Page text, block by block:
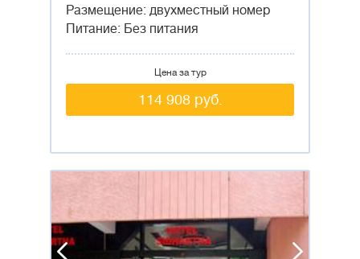
Размещение: двухместный номер
Питание: Без питания
Цена за тур
114 908 руб.